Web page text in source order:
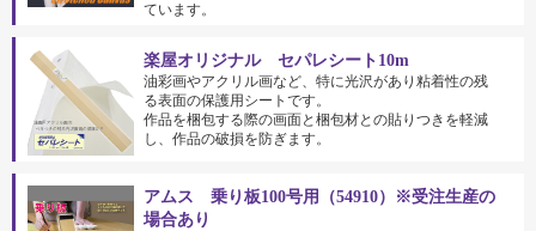
ています。
楽屋オリジナル セパレシート10m
油彩画やアクリル画など、特に光沢があり粘着性の残
る表面の保護用シートです。
作品を梱包する際の画面と梱包材との貼りつきを軽減
し、作品の破損を防ぎます。
アムス 乗り板100号用（54910）※受注生産の
場合あり